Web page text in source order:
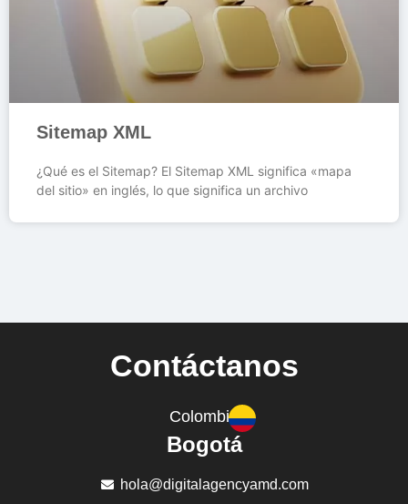
Sitemap XML
¿Qué es el Sitemap? El Sitemap XML significa «mapa
del sitio» en inglés, lo que significa un archivo
Contáctanos
Colombia
Bogotá
hola@digitalagencyamd.com